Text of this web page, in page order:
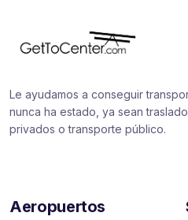
Le ayudamos a conseguir
nunca ha estado, ya sean
privados o transporte público.
Aeropuertos